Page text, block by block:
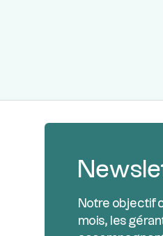
Notre objectif
mois, les